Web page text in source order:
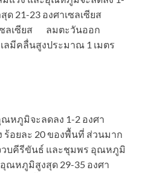
21-23 องศาเซลเซียส
ซลเซียส ลมตะวันออก
ลมีคลื่นสูงประมาณ 1 เมตร
หภูมิจะลดลง 1-2 องศา
ร้อยละ 20 ของพื้นที่ ส่วนมาก
วบคีรีขันธ์ และชุมพร อุณหภูมิ
อุณหภูมิสูงสุด 29-35 องศา